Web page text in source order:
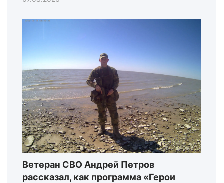
Ветеран СВО Андрей Петров
рассказал, как программа «Герои